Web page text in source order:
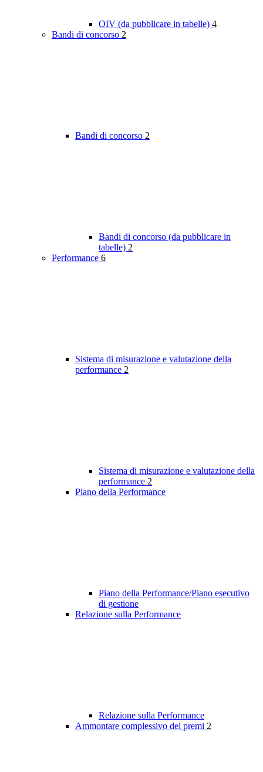
OIV (da pubblicare in tabelle) 4
Bandi di concorso 2
Bandi di concorso 2
Bandi di concorso (da pubblicare in
tabelle) 2
Performance 6
Sistema di misurazione e valutazione della
performance 2
Sistema di misurazione e valutazione della
performance 2
Piano della Performance
Piano della Performance/Piano esecutivo
di gestione
Relazione sulla Performance
Relazione sulla Performance
Ammontare complessivo dei premi 2